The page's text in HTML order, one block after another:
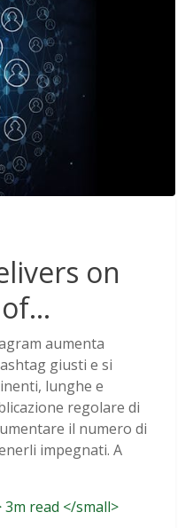
on
aumenta
giusti e si
lunghe e
regolare di
il numero di
impegnati. A
3m read </small>